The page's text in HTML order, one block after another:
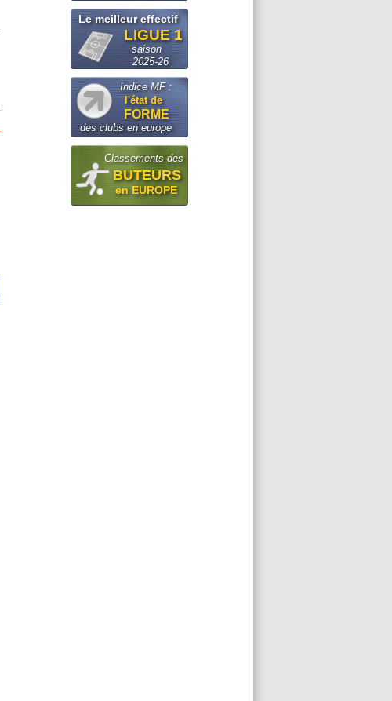
Le meilleur effectif
LIGUE 1
saison
2025-26
Indice MF :
l'état de
FORME
des clubs en europe
Classements des
BUTEURS
en EUROPE